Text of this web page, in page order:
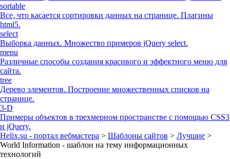
sortable
Все, что касается сортировки данных на странице. Плагины
html5.
select
Выборка данных. Множество примеров jQuery select.
menu
Различные способы создания красивого и эффектного меню для
сайта.
tree
Дерево элементов. Построение множественных списков на
странице.
3-D
Примеры объектов в трехмерном пространстве с помощью CSS3
и jQuery.
Helix.su - портал вебмастера > Шаблоны сайтов > Лучшие >
World Information - шаблон на тему информационных
технологий